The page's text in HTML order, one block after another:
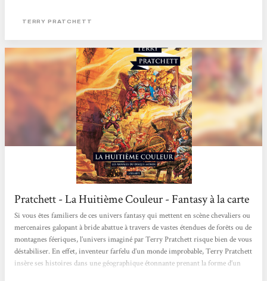
muscles qui pense peu, pour qui le choix ne se résume qu’à une alternative et à
Deuxfleurs, le touriste. Il récupère toutes...
TERRY PRATCHETT
Pratchett - La Huitième Couleur - Fantasy à la carte
Si vous êtes familiers de ces univers fantasy qui mettent en scène chevaliers ou
mercenaires galopant à bride abattue à travers de vastes étendues de forêts ou de
montagnes féeriques, l’univers imaginé par Terry Pratchett risque bien de vous
déstabiliser. En effet, inventeur farfelu d’un monde improbable, Terry Pratchett
insère ses histoires dans une géographique étonnante prenant la forme d’un